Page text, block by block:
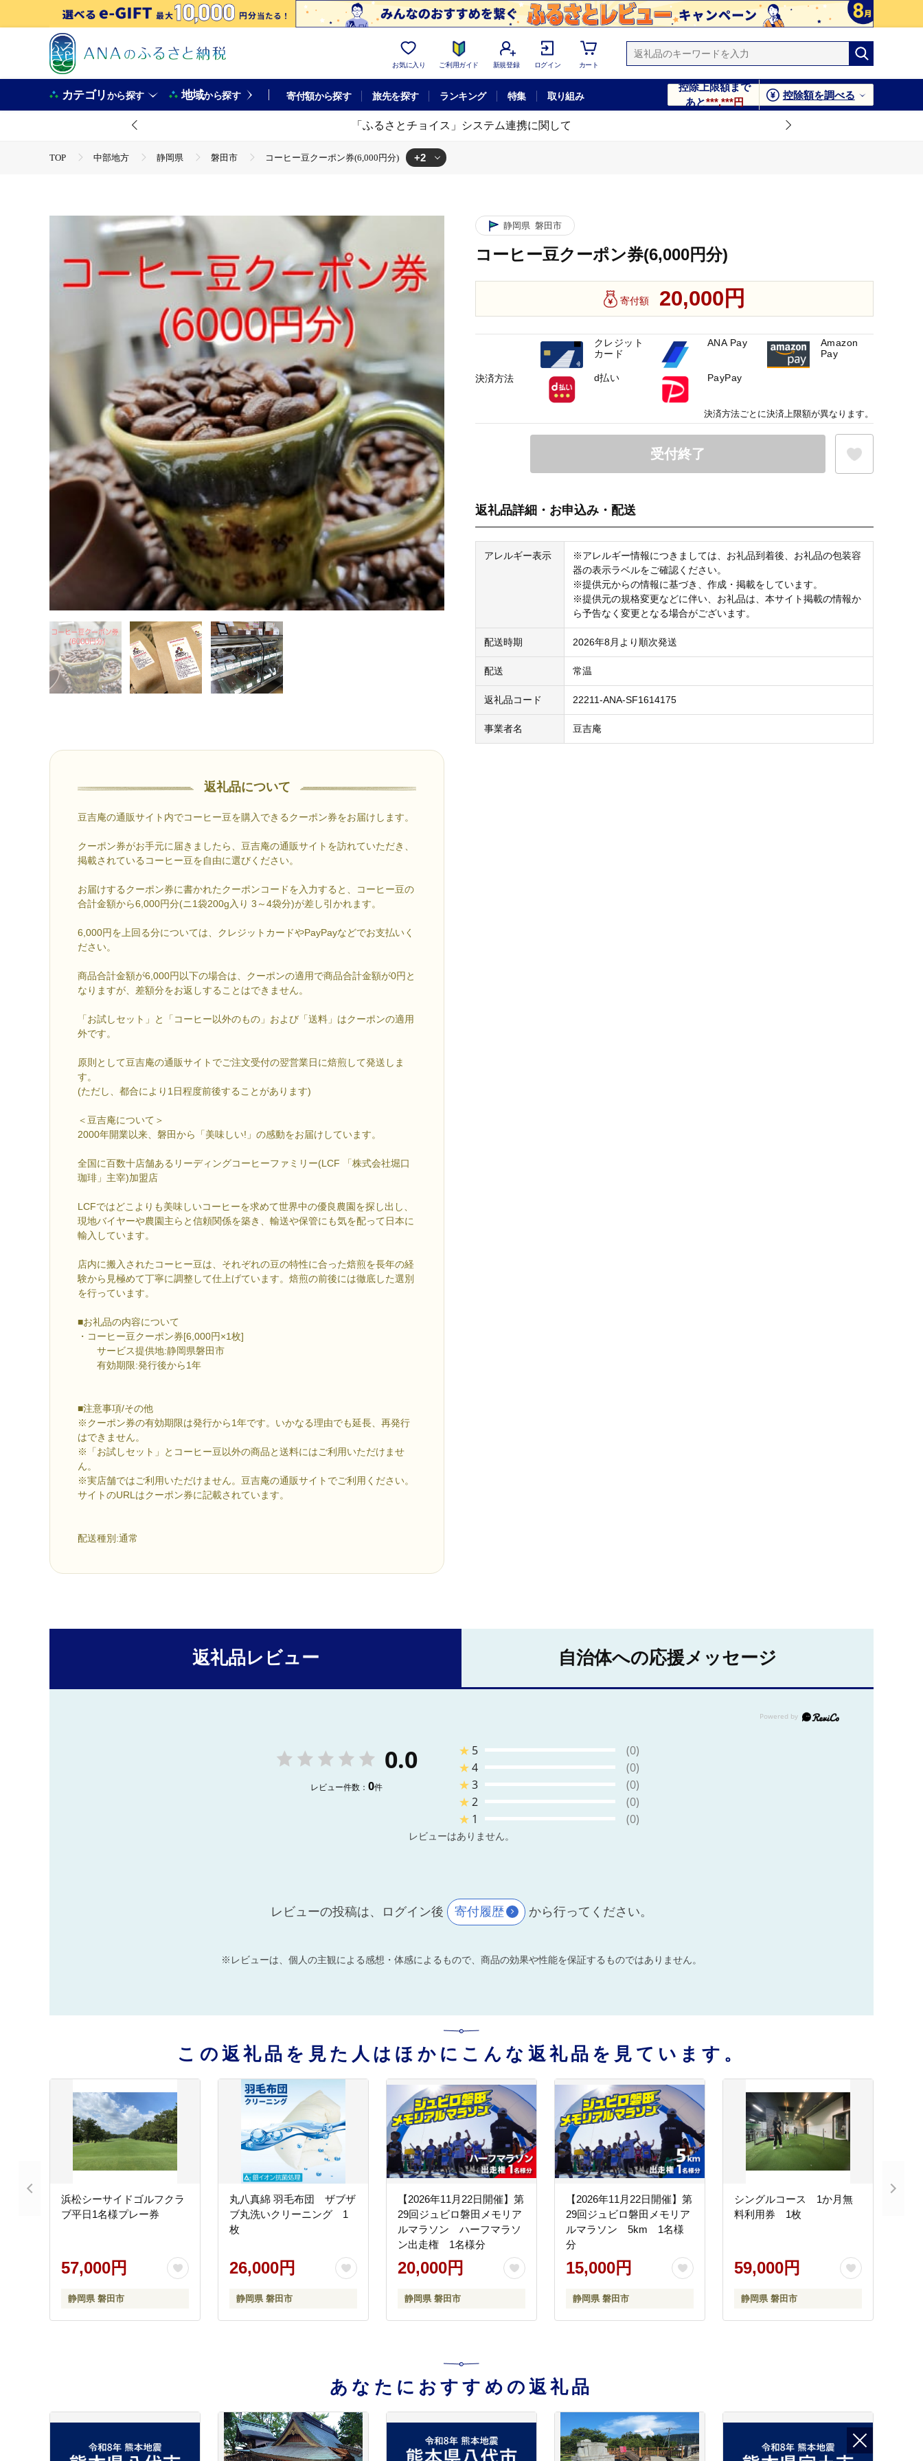
お気に入り ご利用ガイド 新規登録 ログイン カート
カテゴリから探す 地域から探す 寄付額から探す 旅先を探す ランキング 特集 取り組み
控除上限額まで
あと***,***円
控除額を調べる
「ふるさとチョイス」システム連携に関して
TOP 中部地方 静岡県 磐田市 コーヒー豆クーポン券(6,000円分) +2
返礼品について
豆吉庵の通販サイト内でコーヒー豆を購入できるクーポン券をお届けします。
クーポン券がお手元に届きましたら、豆吉庵の通販サイトを訪れていただき、
掲載されているコーヒー豆を自由に選びください。
お届けするクーポン券に書かれたクーポンコードを入力すると、コーヒー豆の
合計金額から6,000円分(ニ1袋200g入り 3～4袋分)が差し引かれます。
6,000円を上回る分については、クレジットカードやPayPayなどでお支払いく
ださい。
商品合計金額が6,000円以下の場合は、クーポンの適用で商品合計金額が0円と
なりますが、差額分をお返しすることはできません。
「お試しセット」と「コーヒー以外のもの」および「送料」はクーポンの適用
外です。
原則として豆吉庵の通販サイトでご注文受付の翌営業日に焙煎して発送しま
す。
(ただし、都合により1日程度前後することがあります)
＜豆吉庵について＞
2000年開業以来、磐田から「美味しい!」の感動をお届けしています。
全国に百数十店舗あるリーディングコーヒーファミリー(LCF 「株式会社堀口
珈琲」主宰)加盟店
LCFではどこよりも美味しいコーヒーを求めて世界中の優良農園を探し出し、
現地バイヤーや農園主らと信頼関係を築き、輸送や保管にも気を配って日本に
輸入しています。
店内に搬入されたコーヒー豆は、それぞれの豆の特性に合った焙煎を長年の経
験から見極めて丁寧に調整して仕上げています。焙煎の前後には徹底した選別
を行っています。
■お礼品の内容について
・コーヒー豆クーポン券[6,000円×1枚]
サービス提供地:静岡県磐田市
有効期限:発行後から1年
■注意事項/その他
※クーポン券の有効期限は発行から1年です。いかなる理由でも延長、再発行
はできません。
※「お試しセット」とコーヒー豆以外の商品と送料にはご利用いただけませ
ん。
※実店舗ではご利用いただけません。豆吉庵の通販サイトでご利用ください。
サイトのURLはクーポン券に記載されています。
配送種別:通常
静岡県 磐田市
コーヒー豆クーポン券(6,000円分)
寄付額 20,000円
受付終了
返礼品詳細・お申込み・配送
アレルギー表示
※アレルギー情報につきましては、お礼品到着後、お礼品の包装容
器の表示ラベルをご確認ください。
※提供元からの情報に基づき、作成・掲載をしています。
※提供元の規格変更などに伴い、お礼品は、本サイト掲載の情報か
ら予告なく変更となる場合がございます。
配送時期 2026年8月より順次発送
配送 常温
返礼品コード 22211-ANA-SF1614175
事業者名 豆吉庵
決済方法
クレジット
カード
ANA Pay
Amazon
Pay
d払い PayPay
決済方法ごとに決済上限額が異なります。
返礼品レビュー 自治体への応援メッセージ
0.0
レビュー件数： 0件
★ 5
(0)
★4
(0)
★3
(0)
★2
(0)
★ 1 (0)
レビューはありません。
レビューの投稿は、ログイン後 寄付履歴 から行ってください。
※レビューは、個人の主観による感想・体感によるもので、商品の効果や性能を保証するものではありません。
この返礼品を見た人はほかにこんな返礼品を見ています。
浜松シーサイドゴルフクラ
ブ平日1名様プレー券
57,000円
静岡県 磐田市
丸八真綿 羽毛布団 ザブザ
ブ丸洗いクリーニング 1
枚
26,000円
静岡県 磐田市
【2026年11月22日開催】第
29回ジュビロ磐田メモリア
ルマラソン ハーフマラソ
ン出走権 1名様分
20,000円
静岡県 磐田市
【2026年11月22日開催】第
29回ジュビロ磐田メモリア
ルマラソン 5km 1名様
分
15,000円
静岡県 磐田市
シングルコース 1か月無
料利用券 1枚
59,000円
静岡県 磐田市
あなたにおすすめの返礼品